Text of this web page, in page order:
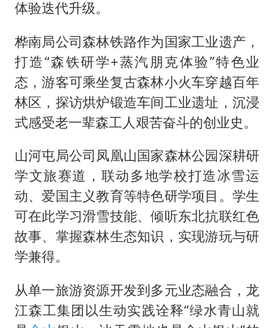
体验迭代升级。
桦南局公司森林铁路作为国家工业遗产，
打造“森铁研学+蒸汽朋克体验”特色业
态，游客可乘坐复古森林小火车穿越百年
林区，探访烘炉锻造车间工业遗址，沉浸
式感受老一辈森工人艰苦奋斗的创业史。
山河屯局公司凤凰山国家森林公园深耕研
学文旅赛道，联动多地学校打造冰雪运
动、爱国主义教育等特色研学项目。学生
可在此学习滑雪技能、倾听东北抗联红色
故事、掌握森林生态知识，实现游玩与研
学兼得。
从单一旅游资源开发到多元业态融合，龙
江森工集团以生动实践诠释“绿水青山就